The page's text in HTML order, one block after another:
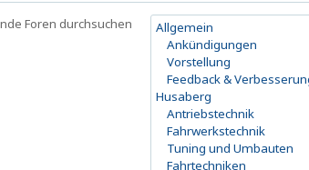
Foren durchsuchen